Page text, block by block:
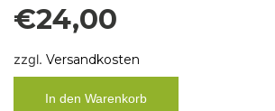
€24,00
zzgl. Versandkosten
In den Warenkorb